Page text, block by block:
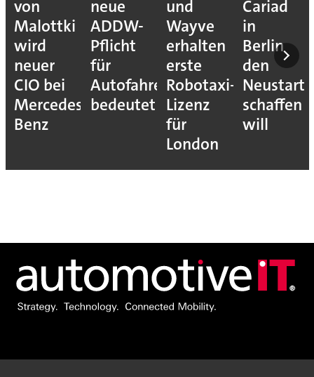
von
Malottki
wird
neuer
CIO bei
Mercedes-
Benz
neue
ADDW-
Pflicht
für
Autofahrer
bedeutet
und
Wayve
erhalten
erste
Robotaxi-
Lizenz
für
London
Cariad
in
Berlin
den
Neustart
schaffen
will